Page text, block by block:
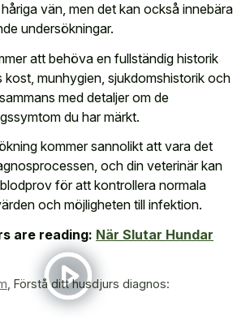
vän, men det kan också innebära
undersökningar.
att behöva en fullständig historik
kost, munhygien, sjukdomshistorik och
med detaljer om de
du har märkt.
kommer sannolikt att vara det
och din veterinär kan
för att kontrollera normala
och möjligheten till infektion.
are reading: När Slutar Hundar
Förstå ditt husdjurs diagnos: